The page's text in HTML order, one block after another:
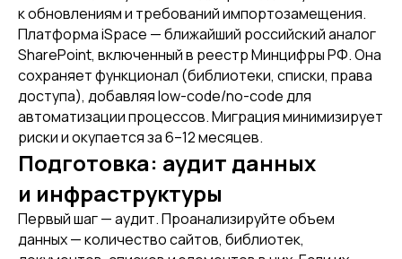
к обновлениям и требований импортозамещения.
Платформа iSpace — ближайший российский аналог
SharePoint, включенный в реестр Минцифры РФ. Она
сохраняет функционал (библиотеки, списки, права
доступа), добавляя low-code/no-code для
автоматизации процессов. Миграция минимизирует
риски и окупается за 6–12 месяцев.
Подготовка: аудит данных
и инфраструктуры
Первый шаг — аудит. Проанализируйте объем
данных — количество сайтов, библиотек,